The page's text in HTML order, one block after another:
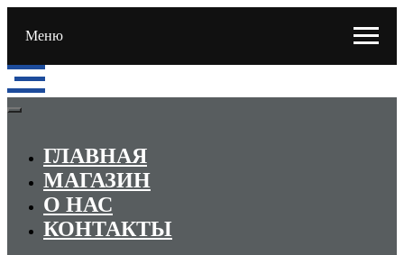
Меню
ГЛАВНАЯ
МАГАЗИН
О НАС
КОНТАКТЫ